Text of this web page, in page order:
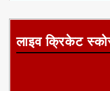
लाइव क्रिकेट